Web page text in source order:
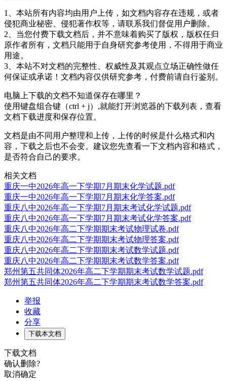
1、本站所有内容均由用户上传，如文档内容存在违规，或者
侵犯商业秘密、侵犯著作权等，请联系我们督促用户删除。
2、当您付费下载文档后，并不意味着购买了版权，版权任归
原作者所有，文档只能用于自身研究参考使用，不得用于商业
用途。
3、本站不对文档的完整性、权威性及其观点立场正确性做任
何保证或承诺！文档内容仅供研究参考，付费前请自行鉴别。
电脑上下载的文档不知道保存在哪里？
使用键盘组合键（ctrl + j）,就能打开浏览器的下载列表，查看
文档下载进度和保存位置。
文档是由不同用户整理和上传，上传的时候是什么格式和内
容，下载之后也不会变。建议您先查看一下文档内容和格式，
是否符合自己的要求。
相关文档
重庆一中2026年高一下学期7月期末化学试题.pdf
重庆一中2026年高一下学期7月期末化学答案.pdf
重庆八中2026年高一下学期7月期末考试化学试题.pdf
重庆八中2026年高一下学期7月期末考试化学答案.pdf
重庆八中2026年高二下学期期末考试物理试卷.pdf
重庆八中2026年高二下学期期末考试物理答案.pdf
重庆八中2026年高二下学期期末考试数学试题.pdf
重庆八中2026年高二下学期期末考试数学答案.pdf
郑州第五共同体2026年高二下学期期末考试数学试题.pdf
郑州第五共同体2026年高二下学期期末考试数学答案.pdf
举报
收藏
分享
下载本文档
下载文档
确认删除?
取消确定